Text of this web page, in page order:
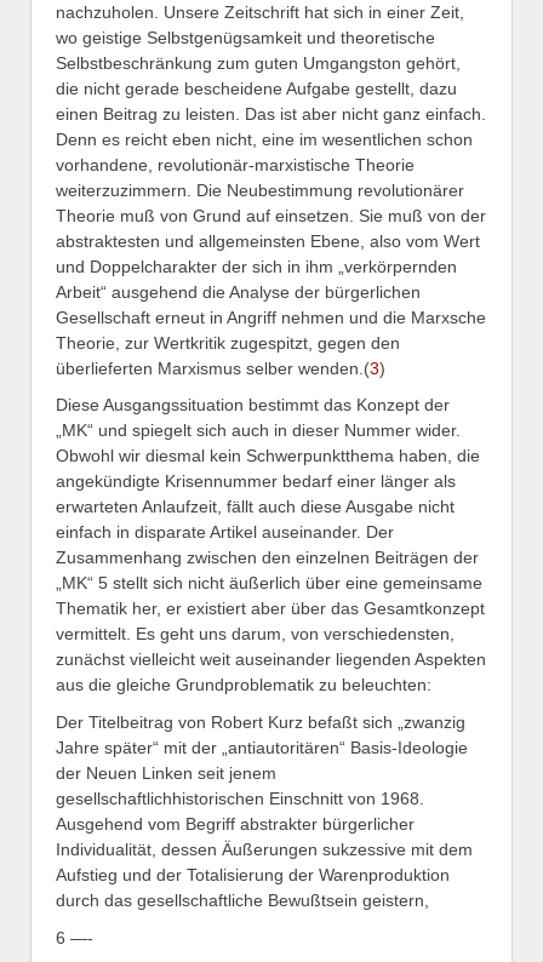
nachzuholen. Unsere Zeitschrift hat sich in einer Zeit,
wo geistige Selbstgenügsamkeit und theoretische
Selbstbeschränkung zum guten Umgangston gehört,
die nicht gerade bescheidene Aufgabe gestellt, dazu
einen Beitrag zu leisten. Das ist aber nicht ganz einfach.
Denn es reicht eben nicht, eine im wesentlichen schon
vorhandene, revolutionär-marxistische Theorie
weiterzuzimmern. Die Neubestimmung revolutionärer
Theorie muß von Grund auf einsetzen. Sie muß von der
abstraktesten und allgemeinsten Ebene, also vom Wert
und Doppelcharakter der sich in ihm „verkörpernden
Arbeit“ ausgehend die Analyse der bürgerlichen
Gesellschaft erneut in Angriff nehmen und die Marxsche
Theorie, zur Wertkritik zugespitzt, gegen den
überlieferten Marxismus selber wenden.(3)
Diese Ausgangssituation bestimmt das Konzept der
„MK“ und spiegelt sich auch in dieser Nummer wider.
Obwohl wir diesmal kein Schwerpunktthema haben, die
angekündigte Krisennummer bedarf einer länger als
erwarteten Anlaufzeit, fällt auch diese Ausgabe nicht
einfach in disparate Artikel auseinander. Der
Zusammenhang zwischen den einzelnen Beiträgen der
„MK“ 5 stellt sich nicht äußerlich über eine gemeinsame
Thematik her, er existiert aber über das Gesamtkonzept
vermittelt. Es geht uns darum, von verschiedensten,
zunächst vielleicht weit auseinander liegenden Aspekten
aus die gleiche Grundproblematik zu beleuchten:
Der Titelbeitrag von Robert Kurz befaßt sich „zwanzig
Jahre später“ mit der „antiautoritären“ Basis-Ideologie
der Neuen Linken seit jenem
gesellschaftlichhistorischen Einschnitt von 1968.
Ausgehend vom Begriff abstrakter bürgerlicher
Individualität, dessen Äußerungen sukzessive mit dem
Aufstieg und der Totalisierung der Warenproduktion
durch das gesellschaftliche Bewußtsein geistern,
6 —-